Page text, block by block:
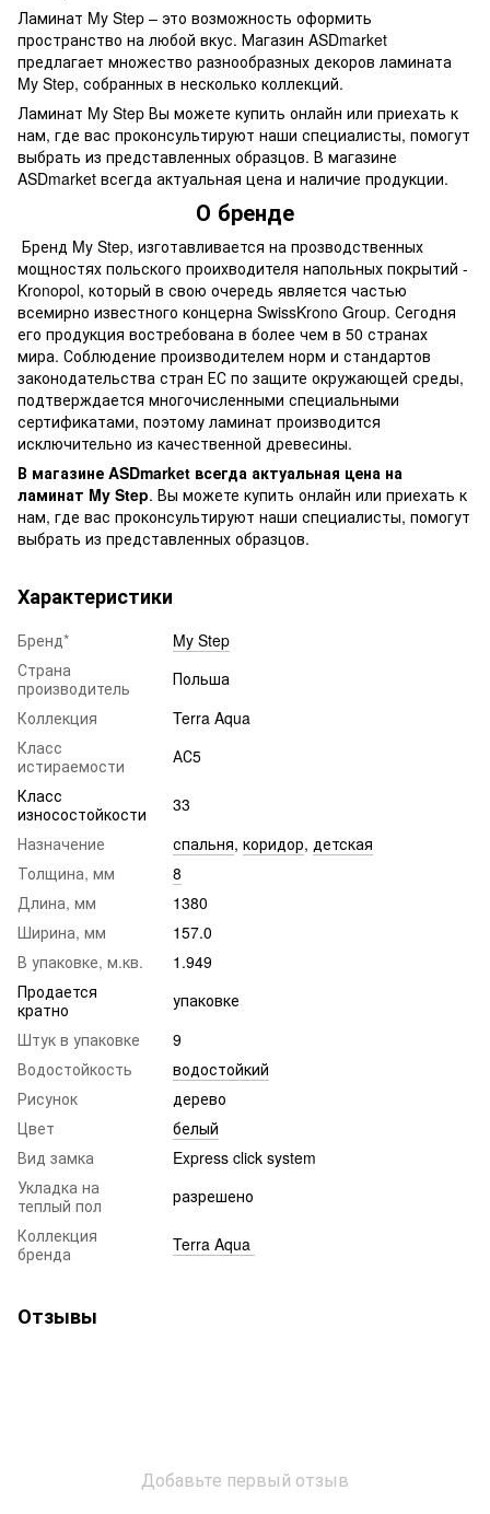
Ламинат My Step – это возможность оформить
пространство на любой вкус. Магазин ASDmarket
предлагает множество разнообразных декоров ламината
My Step, собранных в несколько коллекций.
Ламинат My Step Вы можете купить онлайн или приехать к
нам, где вас проконсультируют наши специалисты, помогут
выбрать из представленных образцов. В магазине
ASDmarket всегда актуальная цена и наличие продукции.
О бренде
Бренд My Step, изготавливается на прозводственных
мощностях польского проихводителя напольных покрытий -
Kronopol, который в свою очередь является частью
всемирно известного концерна SwissKrono Group. Сегодня
его продукция востребована в более чем в 50 странах
мира. Соблюдение производителем норм и стандартов
законодательства стран ЕС по защите окружающей среды,
подтверждается многочисленными специальными
сертификатами, поэтому ламинат производится
исключительно из качественной древесины.
В магазине ASDmarket всегда актуальная цена на
ламинат My Step. Вы можете купить онлайн или приехать к
нам, где вас проконсультируют наши специалисты, помогут
выбрать из представленных образцов.
Характеристики
Бренд*
My Step
Страна
производитель
Польша
Коллекция
Terra Aqua
Класс
истираемости
АС5
Класс
износостойкости
33
Назначение
спальня, коридор, детская
Толщина, мм
8
Длина, мм
1380
Ширина, мм
157.0
В упаковке, м.кв.
1.949
Продается
кратно
упаковке
Штук в упаковке
9
Водостойкость
водостойкий
Рисунок
дерево
Цвет
белый
Вид замка
Express click system
Укладка на
теплый пол
разрешено
Коллекция
бренда
Terra Aqua
Отзывы
Добавьте первый отзыв